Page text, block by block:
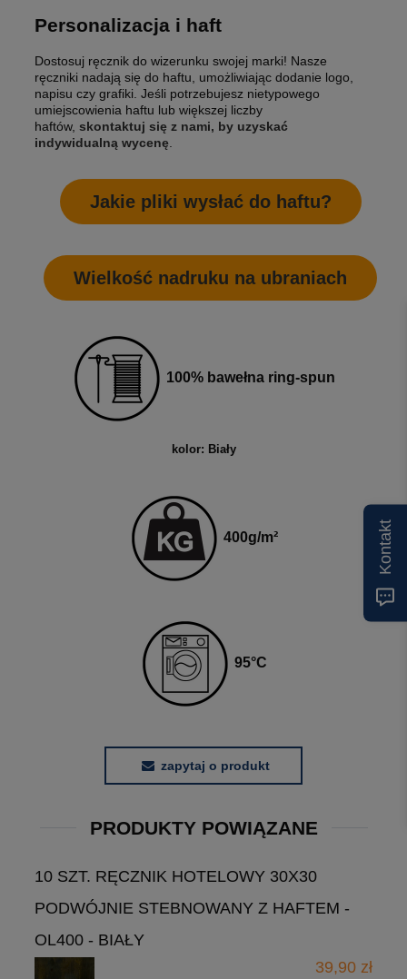
Personalizacja i haft
Dostosuj ręcznik do wizerunku swojej marki! Nasze
ręczniki nadają się do haftu, umożliwiając dodanie logo,
napisu czy grafiki. Jeśli potrzebujesz nietypowego
umiejscowienia haftu lub większej liczby
haftów, skontaktuj się z nami, by uzyskać
indywidualną wycenę
Jakie pliki wysłać do haftu?
Wielkość nadruku na ubraniach
100% bawełna ring-spun
kolor: Biały
400g/m²
95°C
zapytaj o produkt
PRODUKTY POWIĄZANE
10 SZT. RĘCZNIK HOTELOWY 30X30
PODWÓJNIE STEBNOWANY Z HAFTEM -
OL400 - BIAŁY
39,90 zł
Kontakt